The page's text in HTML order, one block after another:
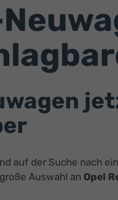
auf der Suche nach
Auswahl an Opel